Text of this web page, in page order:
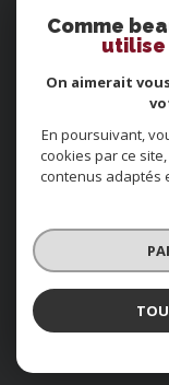
© 2026 | Tous
Comme
utilise
On aimerait
En poursuivant,
cookies par ce
contenus adaptés